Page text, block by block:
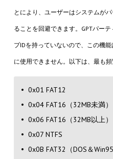
とにより、ユーザーはシステムが
ることを回避できます。GPTパー
プIDを持っていないので、この機
に使用できません。以下は、最も
0x01 FAT12
0x04 FAT16（32MB未満）
0x06 FAT16（32MB以上）
0x07 NTFS
0x0B FAT32（DOS＆